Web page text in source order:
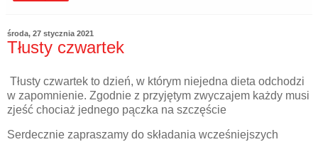
środa, 27 stycznia 2021
Tłusty czwartek
Tłusty czwartek to dzień, w którym niejedna dieta odchodzi
w zapomnienie. Zgodnie z przyjętym zwyczajem każdy musi
zjeść chociaż jednego pączka na szczęście
Serdecznie zapraszamy do składania wcześniejszych